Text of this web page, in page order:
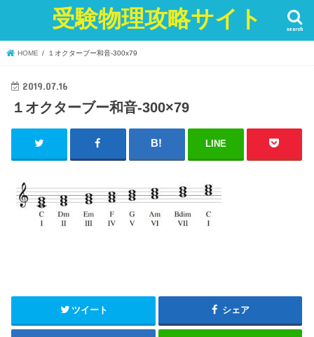
受験物理攻略サイト search
HOME １オクターブー和音-300x79
2019.07.16
１オクターブー和音-300×79
LINE
ツイート シェア